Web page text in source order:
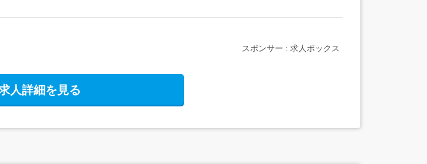
スポンサー : 求人ボックス
人詳細を見る